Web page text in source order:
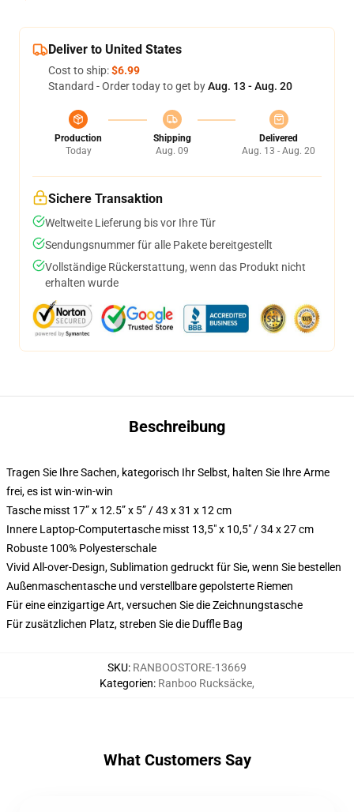
Deliver to United States
Cost to ship:$6.99
Standard - Order today to get byAug. 13 - Aug. 20
Production
Today
Shipping
Aug. 09
Delivered
Aug. 13 - Aug. 20
Sichere Transaktion
Weltweite Lieferung bis vor Ihre Tür
Sendungsnummer für alle Pakete bereitgestellt
Vollständige Rückerstattung, wenn das Produkt nicht
erhalten wurde
Beschreibung
Tragen Sie Ihre Sachen, kategorisch Ihr Selbst, halten Sie Ihre Arme
frei, es ist win-win-win
Tasche misst 17” x 12.5” x 5” / 43 x 31 x 12 cm
Innere Laptop-Computertasche misst 13,5" x 10,5" / 34 x 27 cm
Robuste 100% Polyesterschale
Vivid All-over-Design, Sublimation gedruckt für Sie, wenn Sie bestellen
Außenmaschentasche und verstellbare gepolsterte Riemen
Für eine einzigartige Art, versuchen Sie die Zeichnungstasche
Für zusätzlichen Platz, streben Sie die Duffle Bag
SKU: RANBOOSTORE-13669
Kategorien: Ranboo Rucksäcke,
What Customers Say